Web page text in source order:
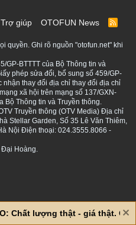
Trợ giúp OTOFUN News
R
S
quyền. Ghi rõ nguồn "otofun.net" khi
GP-BTTTT của Bộ Thông tin và
phép sửa đổi, bổ sung số 459/GP-
nhận thay đổi địa chỉ thay đổi địa chỉ
xã hội trên mạng số 137/GXN-
Bộ Thông tin và Truyền thông.
Truyền thông (OTV Media) Địa chỉ
Stellar Garden, Số 35 Lê Văn Thiêm,
Nội Điện thoại: 024.3555.8066 -
Đại Hoàng.
Chất lượng thật - giá thật. Giá